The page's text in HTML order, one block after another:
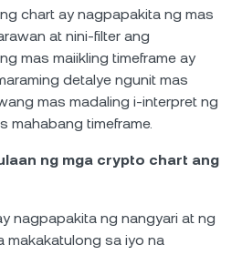
chart ay nagpapakita ng mas
at nini-filter ang
mas maiikling timeframe ay
detalye ngunit mas
mas madaling i-interpret ng
mahabang timeframe.
ng mga crypto chart ang
nagpapakita ng nangyari at ng
makakatulong sa iyo na